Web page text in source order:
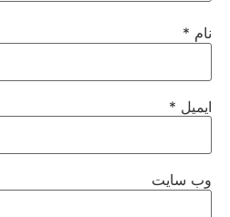
نام *
ایمیل *
وب‌ سایت